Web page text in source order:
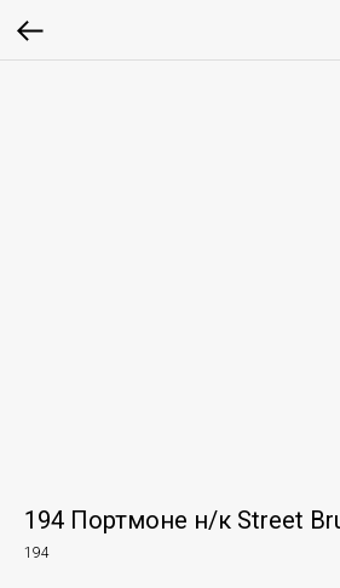
194 Портмоне н/к Street
194